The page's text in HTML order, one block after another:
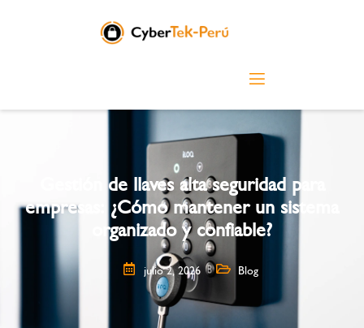
Gestión de llaves alta seguridad para
empresas: ¿Cómo mantener un sistema
organizado y confiable?
julio 2, 2026 Blog